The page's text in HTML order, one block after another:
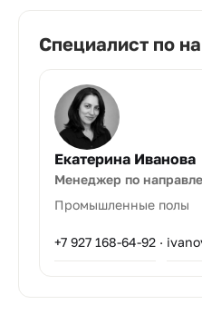
Специалист по
Екатерина Иванова
Менеджер по
Промышленные полы
+7 927 168-64-92 ·